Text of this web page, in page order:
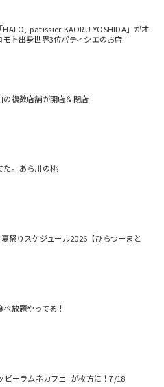
HALO, patissier KAORU YOSHIDA」がオ
モト出身世界3位パティシエのお店
の複数店舗が開店＆閉店
た。あら川の桃
祭りスケジュール2026【ひらつーまと
放題やってる！
ピーラムネカフェ｣が枚方に！7/18